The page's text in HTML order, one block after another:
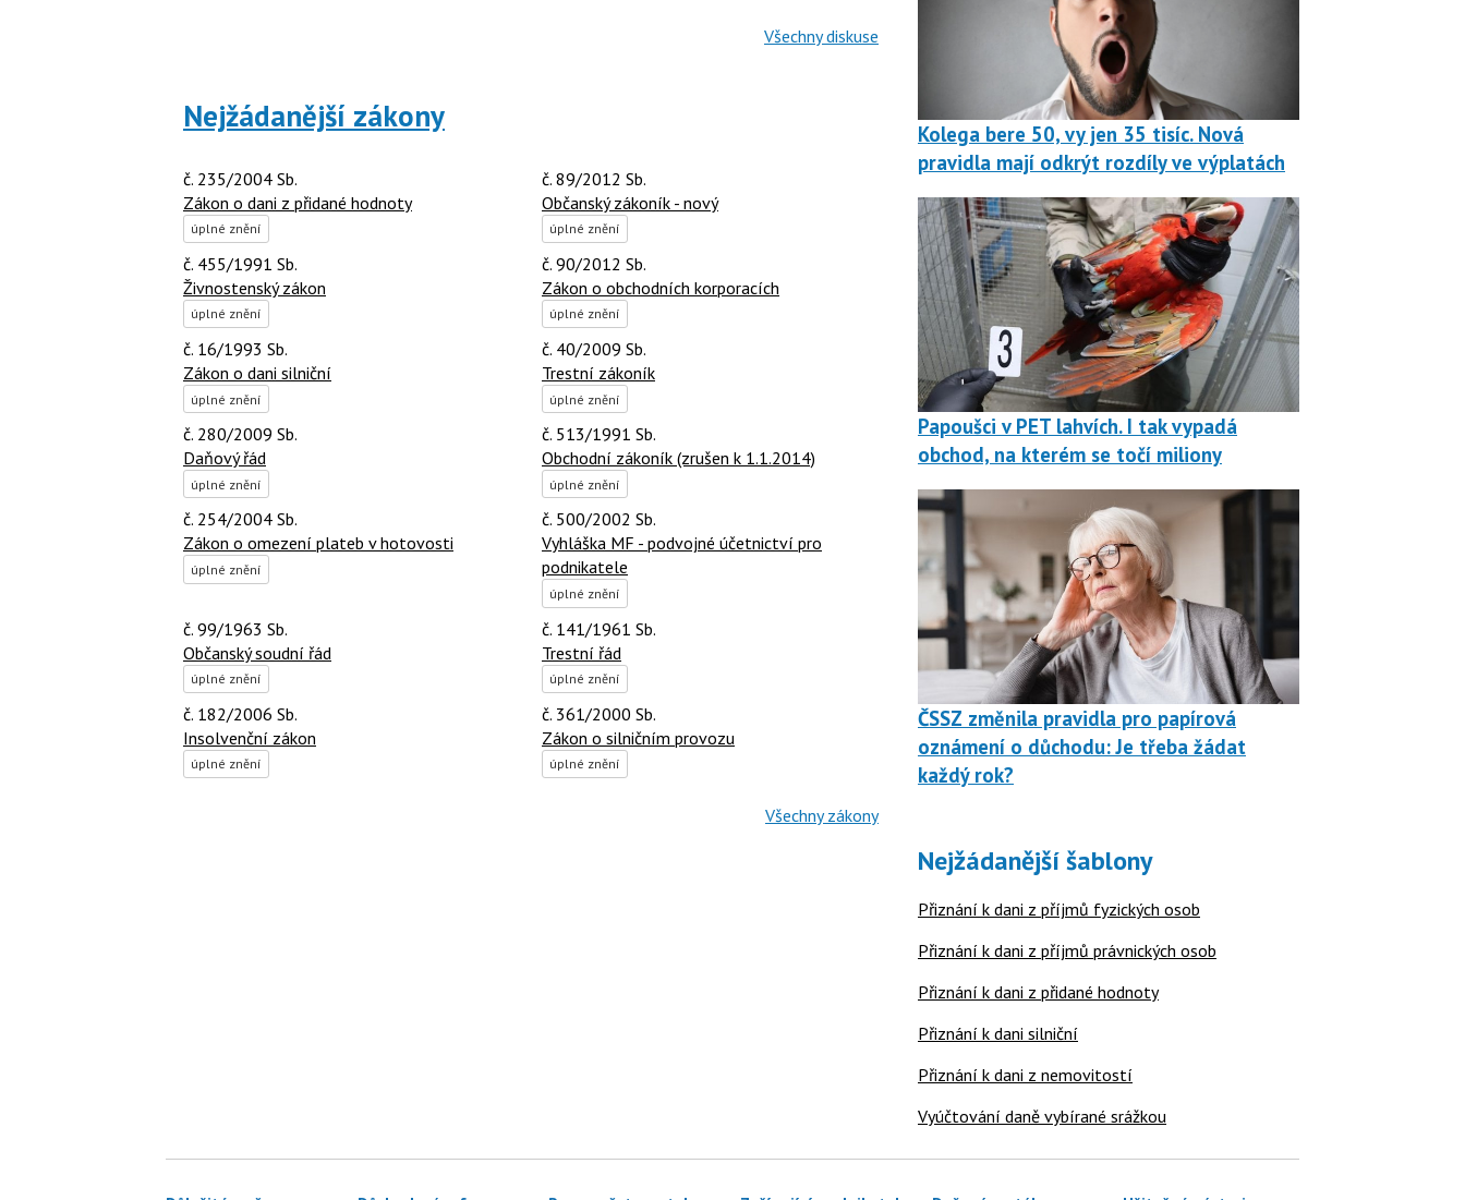
Všechny diskuse
Nejžádanější zákony
č. 235/2004 Sb.
Zákon o dani z přidané hodnoty
úplné znění
č. 89/2012 Sb.
Občanský zákoník - nový
úplné znění
č. 455/1991 Sb.
Živnostenský zákon
úplné znění
č. 90/2012 Sb.
Zákon o obchodních korporacích
úplné znění
č. 16/1993 Sb.
Zákon o dani silniční
úplné znění
č. 40/2009 Sb.
Trestní zákoník
úplné znění
č. 280/2009 Sb.
Daňový řád
úplné znění
č. 513/1991 Sb.
Obchodní zákoník (zrušen k 1.1.2014)
úplné znění
č. 254/2004 Sb.
Zákon o omezení plateb v hotovosti
úplné znění
č. 500/2002 Sb.
Vyhláška MF - podvojné účetnictví pro
podnikatele
úplné znění
č. 99/1963 Sb.
Občanský soudní řád
úplné znění
č. 141/1961 Sb.
Trestní řád
úplné znění
č. 182/2006 Sb.
Insolvenční zákon
úplné znění
č. 361/2000 Sb.
Zákon o silničním provozu
úplné znění
Všechny zákony
Kolega bere 50, vy jen 35 tisíc. Nová
pravidla mají odkrýt rozdíly ve výplatách
Papoušci v PET lahvích. I tak vypadá
obchod, na kterém se točí miliony
ČSSZ změnila pravidla pro papírová
oznámení o důchodu: Je třeba žádat
každý rok?
Nejžádanější šablony
Přiznání k dani z příjmů fyzických osob
Přiznání k dani z příjmů právnických osob
Přiznání k dani z přidané hodnoty
Přiznání k dani silniční
Přiznání k dani z nemovitostí
Vyúčtování daně vybírané srážkou